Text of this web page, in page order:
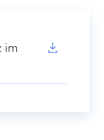
im